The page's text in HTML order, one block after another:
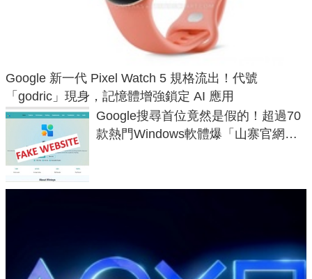
Google 新一代 Pixel Watch 5 規格流出！代號
「godric」現身，記憶體增強鎖定 AI 應用
Google搜尋首位竟然是假的！超過70
款熱門Windows軟體爆「山寨官網」